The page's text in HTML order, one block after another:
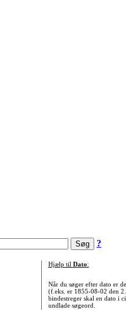
?
Hjælp til Dato:
Når du søger efter dato er
(f.eks. er 1855-08-02 den
bindestreger skal en dato i
undlade søgeord.